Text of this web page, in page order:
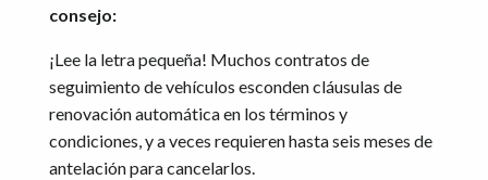
consejo:
¡Lee la letra pequeña! Muchos contratos de
seguimiento de vehículos esconden cláusulas de
renovación automática en los términos y
condiciones, y a veces requieren hasta seis meses de
antelación para cancelarlos.